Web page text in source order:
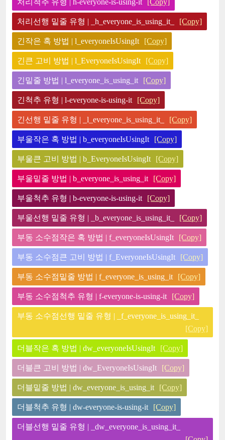
처리척추 유형 | h-everyone-is-using-it [Copy]
처리선행 밑줄 유형 | _h_everyone_is_using_it_ [Copy]
긴작은 혹 방법 | l_everyoneIsUsingIt [Copy]
긴큰 고비 방법 | l_EveryoneIsUsingIt [Copy]
긴밑줄 방법 | l_everyone_is_using_it [Copy]
긴척추 유형 | l-everyone-is-using-it [Copy]
긴선행 밑줄 유형 | _l_everyone_is_using_it_ [Copy]
부울작은 혹 방법 | b_everyoneIsUsingIt [Copy]
부울큰 고비 방법 | b_EveryoneIsUsingIt [Copy]
부울밑줄 방법 | b_everyone_is_using_it [Copy]
부울척추 유형 | b-everyone-is-using-it [Copy]
부울선행 밑줄 유형 | _b_everyone_is_using_it_ [Copy]
부동 소수점작은 혹 방법 | f_everyoneIsUsingIt [Copy]
부동 소수점큰 고비 방법 | f_EveryoneIsUsingIt [Copy]
부동 소수점밑줄 방법 | f_everyone_is_using_it [Copy]
부동 소수점척추 유형 | f-everyone-is-using-it [Copy]
부동 소수점선행 밑줄 유형 | _f_everyone_is_using_it_
[Copy]
더블작은 혹 방법 | dw_everyoneIsUsingIt [Copy]
더블큰 고비 방법 | dw_EveryoneIsUsingIt [Copy]
더블밑줄 방법 | dw_everyone_is_using_it [Copy]
더블척추 유형 | dw-everyone-is-using-it [Copy]
더블선행 밑줄 유형 | _dw_everyone_is_using_it_